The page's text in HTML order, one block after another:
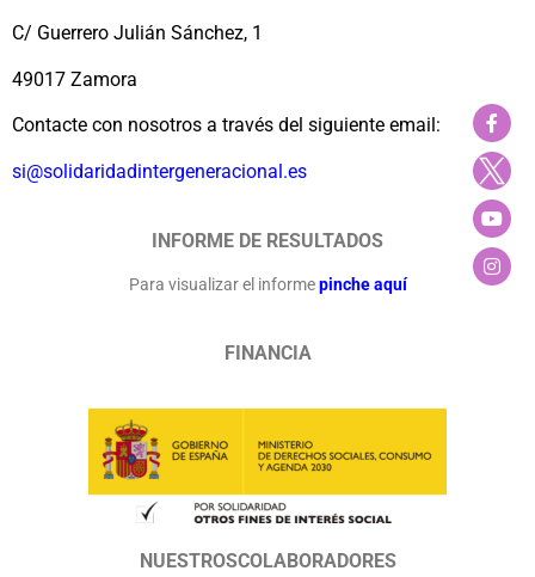
C/ Guerrero Julián Sánchez, 1
49017 Zamora
Contacte con nosotros a través del siguiente email:
si@solidaridadintergeneracional.es
INFORME DE RESULTADOS
Para visualizar el informe pinche aquí
FINANCIA
NUESTROSCOLABORADORES